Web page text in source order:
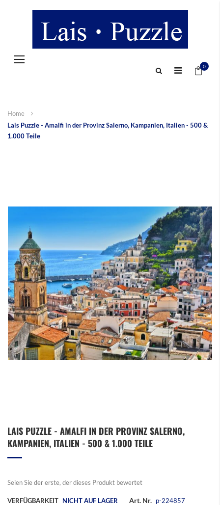
Navigation
0
Home
Lais Puzzle - Amalfi in der Provinz Salerno, Kampanien, Italien - 500 &
1.000 Teile
Anfang
der
LAIS PUZZLE - AMALFI IN DER PROVINZ SALERNO,
KAMPANIEN, ITALIEN - 500 & 1.000 TEILE
Seien Sie der erste, der dieses Produkt bewertet
VERFÜGBARKEIT NICHT AUF LAGER Art. Nr. p-224857